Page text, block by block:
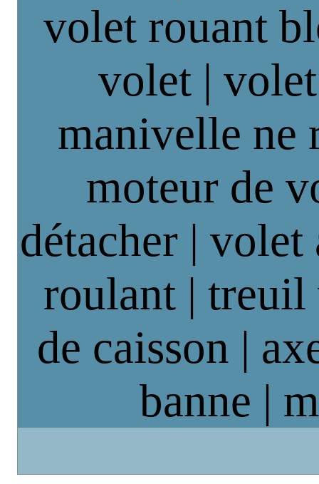
volet rouant
volet |
manivelle ne
moteur de
détacher | volet
roulant |
de caisson |
banne |